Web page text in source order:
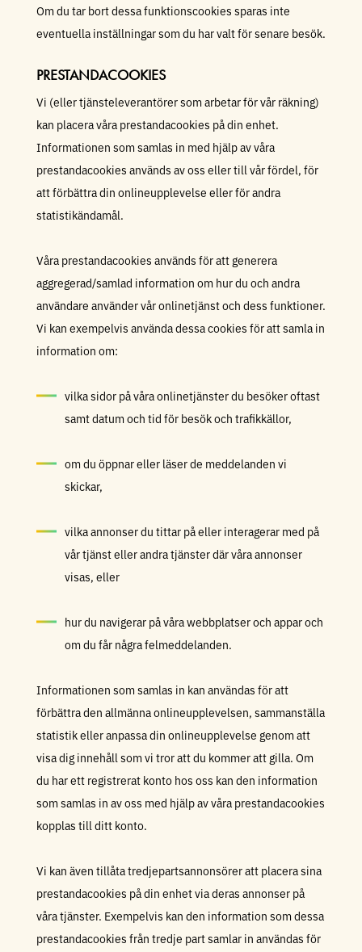
Om du tar bort dessa funktionscookies sparas inte
eventuella inställningar som du har valt för senare besök.
PRESTANDACOOKIES
Vi (eller tjänsteleverantörer som arbetar för vår räkning)
kan placera våra prestandacookies på din enhet.
Informationen som samlas in med hjälp av våra
prestandacookies används av oss eller till vår fördel, för
att förbättra din onlineupplevelse eller för andra
statistikändamål.
Våra prestandacookies används för att generera
aggregerad/samlad information om hur du och andra
användare använder vår onlinetjänst och dess funktioner.
Vi kan exempelvis använda dessa cookies för att samla in
information om:
vilka sidor på våra onlinetjänster du besöker oftast
samt datum och tid för besök och trafikkällor,
om du öppnar eller läser de meddelanden vi
skickar,
vilka annonser du tittar på eller interagerar med på
vår tjänst eller andra tjänster där våra annonser
visas, eller
hur du navigerar på våra webbplatser och appar och
om du får några felmeddelanden.
Informationen som samlas in kan användas för att
förbättra den allmänna onlineupplevelsen, sammanställa
statistik eller anpassa din onlineupplevelse genom att
visa dig innehåll som vi tror att du kommer att gilla. Om
du har ett registrerat konto hos oss kan den information
som samlas in av oss med hjälp av våra prestandacookies
kopplas till ditt konto.
Vi kan även tillåta tredjepartsannonsörer att placera sina
prestandacookies på din enhet via deras annonser på
våra tjänster. Exempelvis kan den information som dessa
prestandacookies från tredje part samlar in användas för